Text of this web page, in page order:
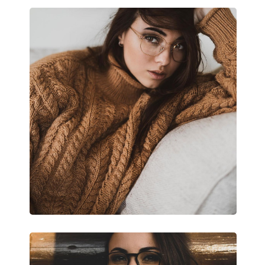
Nastaviteľné sedielka:
Nie
Puzdro:
Áno
Čistiaca handrička:
Áno
Ostatné
Typ:
Unisex
Kategória:
Značka:
Kód:
0RX7074 5364 52